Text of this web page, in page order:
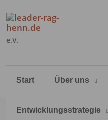
e.V.
Start Über uns
Entwicklungsstrategie